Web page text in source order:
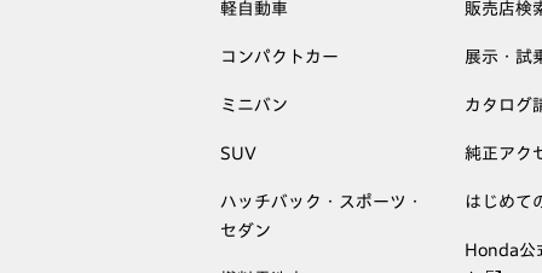
軽自動車
コンパクトカー
ミニバン
SUV
ハッチバック・スポーツ・
セダン
販売店検
展示・試
カタログ
純正アク
はじめて
Honda公